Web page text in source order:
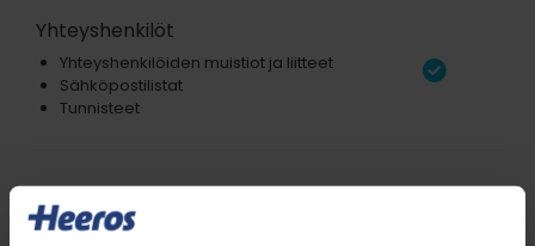
Yhteyshenkilöt
Yhteyshenkilöiden muistiot ja liitteet
Sähköpostilistat
Tunnisteet
Myynti